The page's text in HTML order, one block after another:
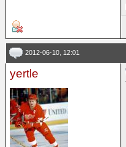
2012-06-10, 12:01
yertle